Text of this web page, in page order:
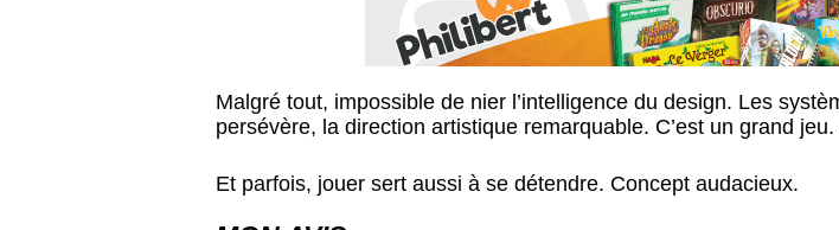
Malgré tout, impossible de nier l’intelligence du design. Les
persévère, la direction artistique remarquable. C’est un grand
Et parfois, jouer sert aussi à se détendre. Concept audacieux.